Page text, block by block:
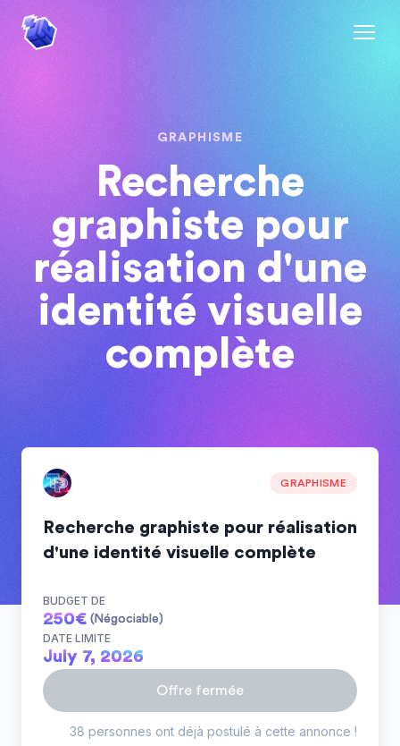
GRAPHISME
Recherche
graphiste pour
réalisation d'une
identité visuelle
complète
GRAPHISME
Recherche graphiste pour réalisation
d'une identité visuelle complète
BUDGET DE
250€ (Négociable)
DATE LIMITE
July 7, 2026
Offre fermée
38 personnes ont déjà postulé à cette annonce !